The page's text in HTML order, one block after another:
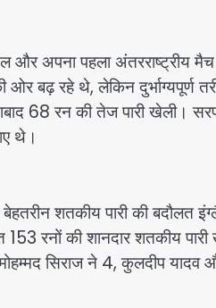
और अपना पहला अंतरराष्ट्रीय
बढ़ रहे थे, लेकिन
68 रन की तेज पारी खेली।
थे।
शतकीय पारी की बदौलत
रनों की शानदार शतकीय
सिराज ने 4, कुलदीप